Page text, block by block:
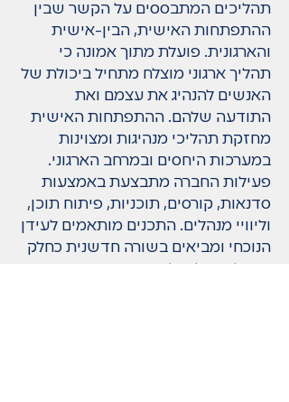
תהליכים המתבססים על הקשר שבין
ההתפתחות האישית, הבין-אישית
והארגונית. פועלת מתוך אמונה כי
תהליך ארגוני מוצלח מתחיל ביכולת של
האנשים להנהיג את עצמם ואת
התודעה שלהם. ההתפתחות האישית
מחזקת תהליכי מנהיגות ומצוינות
במערכות היחסים ובמרחב הארגוני.
פעילות החברה מתבצעת באמצעות
סדנאות, קורסים, תוכניות, פיתוח תוכן,
וליוויי מנהלים. התכנים מותאמים לעידן
הנוכחי ומביאים בשורה חדשנית כחלק
משילוב של עולמות תוכן מגוונים כגון